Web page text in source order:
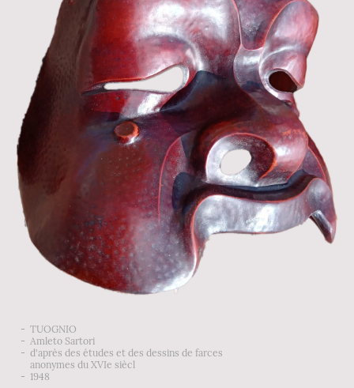
- TUOGNIO
- Amleto Sartori
- d'après des études et des dessins de farces
anonymes du XVIe siècl
- 1948